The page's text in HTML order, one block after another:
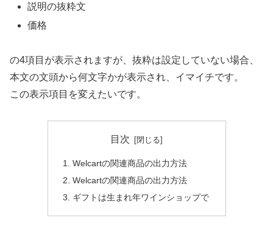
説明の抜粋文
価格
の4項目が表示されますが、抜粋は設定していない場合、
本文の文頭から何文字かが表示され、イマイチです。
この表示項目を変えたいです。
目次
Welcartの関連商品の出力方法
Welcartの関連商品の出力方法
ギフトは生まれ年ワインショップで